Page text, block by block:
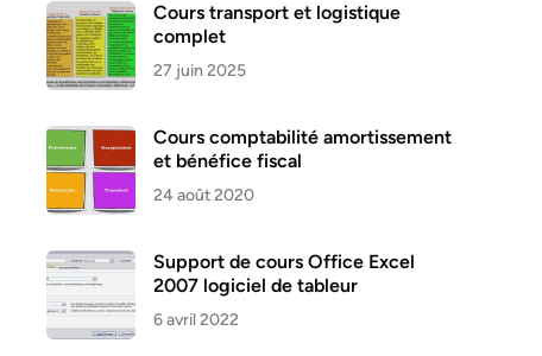
Cours transport et logistique
complet
27 juin 2025
Cours comptabilité amortissement
et bénéfice fiscal
24 août 2020
Support de cours Office Excel
2007 logiciel de tableur
6 avril 2022